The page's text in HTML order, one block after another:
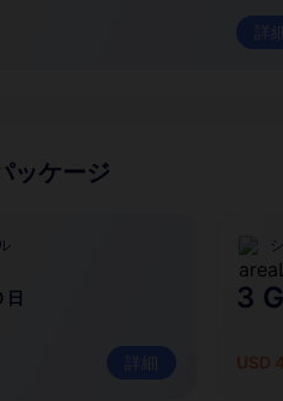
詳
ッケージ
日
詳細
3
USD